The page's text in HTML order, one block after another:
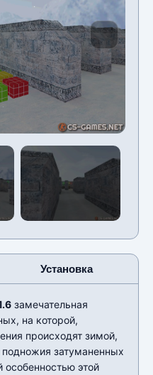
Установка
замечательная
на которой,
происходят зимой,
затуманенных
особенностью этой